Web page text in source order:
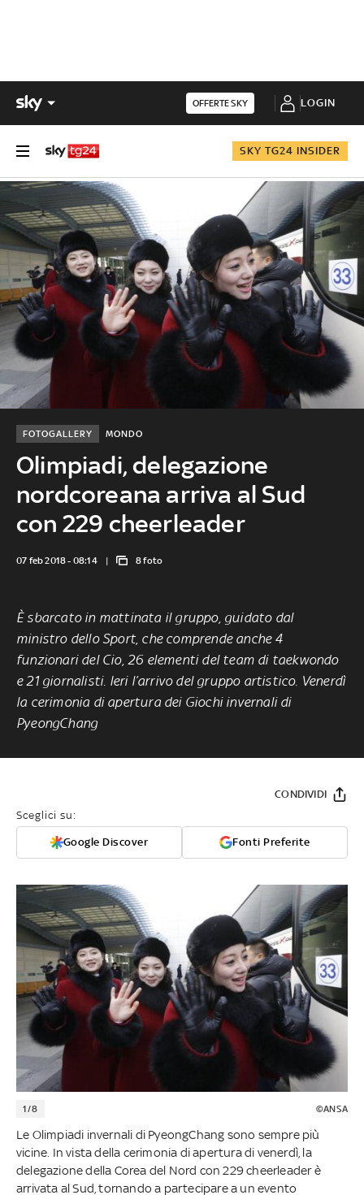
OFFERTE SKY LOGIN
SKY TG24 INSIDER
Olimpiadi, delegazione
nordcoreana arriva al Sud
con 229 cheerleader
MONDO
FOTOGALLERY
07 feb 2018 - 08:14 8 foto
È sbarcato in mattinata il gruppo, guidato dal
ministro dello Sport, che comprende anche 4
funzionari del Cio, 26 elementi del team di taekwondo
e 21 giornalisti. Ieri l’arrivo del gruppo artistico. Venerdì
la cerimonia di apertura dei Giochi invernali di
PyeongChang
Sceglici su:
Google Discover Fonti Preferite
CONDIVIDI
1/8 ©ANSA
Le Olimpiadi invernali di PyeongChang sono sempre più
vicine. In vista della cerimonia di apertura di venerdì, la
delegazione della Corea del Nord con 229 cheerleader è
arrivata al Sud, tornando a partecipare a un evento